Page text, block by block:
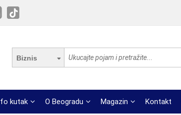
Biznis
kutak O Beogradu Magazin Kontakt